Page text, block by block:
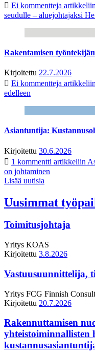
Ei kommentteja
seudulle – aluejohtajaksi
Rakentamisen
Kirjoitettu 22.7.2026
Ei kommentteja
edelleen
Asiantuntija:
Kirjoitettu 30.6.2026
1 kommentti artikkeliin
on johtaminen
Lisää uutisia
Uusimmat
Toimitusjohtaja
Yritys KOAS
Kirjoitettu 3.8.2026
Vastuusuunnittelija,
Yritys FCG Finnish
Kirjoitettu 20.7.2026
Rakennuttamisen
yhteistoiminnallisten